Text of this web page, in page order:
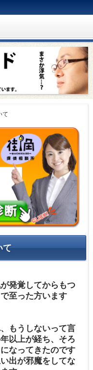
て
て
発覚してからもつ
至った方います
もうしないって言
以上が経ち、そろ
なってきたのです
出が邪魔をしてな